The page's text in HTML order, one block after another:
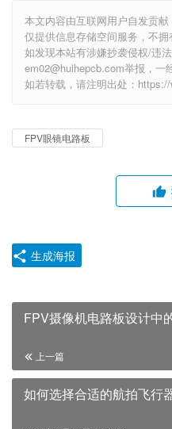
本文内容由互联网用户自发贡
仅提供信息存储空间服务，不拥
如发现本站有涉嫌抄袭侵权/违
em02@huihepcb.com举报，一
如若转载，请注明出处：
FPV眼镜电路板
生成海报
FPV摄像机电路板设计中
上一篇
如何选择合适的航拍飞行